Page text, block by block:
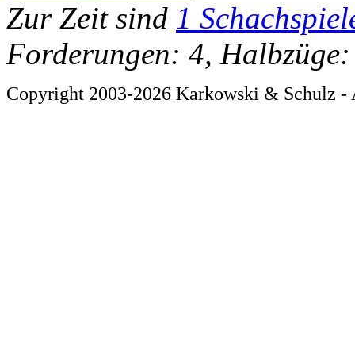
Zur Zeit sind 1
Forderungen: 4,
Copyright 2003-2026 Karkowski & Schulz